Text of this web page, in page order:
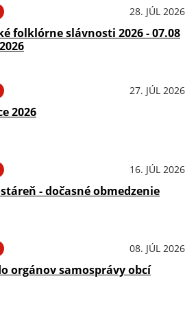
28. JÚL 2026
folklórne slávnosti 2026 - 07.08
27. JÚL 2026
2026
16. JÚL 2026
- dočasné obmedzenie
08. JÚL 2026
orgánov samosprávy obcí